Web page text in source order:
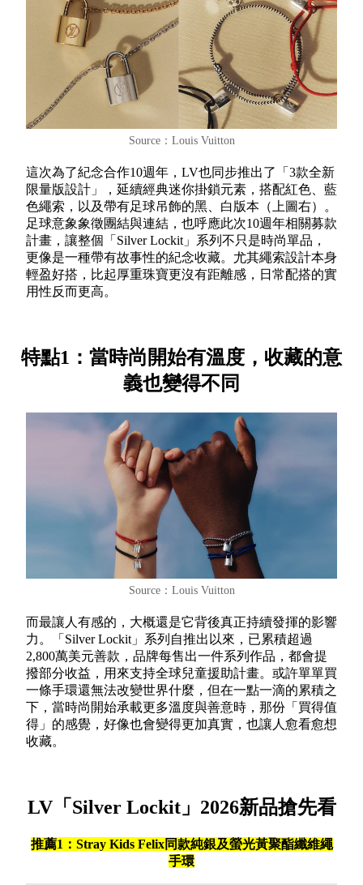
Source：Louis Vuitton
這次為了紀念合作10週年，LV也同步推出了「3款全新
限量版設計」，延續經典迷你掛鎖元素，搭配紅色、藍
色繩索，以及帶有足球吊飾的黑、白版本（上圖右）。
足球意象象徵團結與連結，也呼應此次10週年相關募款
計畫，讓整個「Silver Lockit」系列不只是時尚單品，
更像是一種帶有故事性的紀念收藏。尤其繩索設計本身
輕盈好搭，比起厚重珠寶更沒有距離感，日常配搭的實
用性反而更高。
特點1：當時尚開始有溫度，收藏的意
義也變得不同
Source：Louis Vuitton
而最讓人有感的，大概還是它背後真正持續發揮的影響
力。「Silver Lockit」系列自推出以來，已累積超過
2,800萬美元善款，品牌每售出一件系列作品，都會提
撥部分收益，用來支持全球兒童援助計畫。或許單單買
一條手環還無法改變世界什麼，但在一點一滴的累積之
下，當時尚開始承載更多溫度與善意時，那份「買得值
得」的感覺，好像也會變得更加真實，也讓人愈看愈想
收藏。
LV「Silver Lockit」2026新品搶先看
推薦1：Stray Kids Felix同款純銀及螢光黃聚酯纖維繩
手環